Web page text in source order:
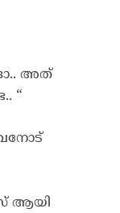
അത്
“
ആയി